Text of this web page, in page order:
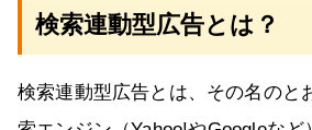
検索連動型広告とは？
検索連動型広告とは、その名のと